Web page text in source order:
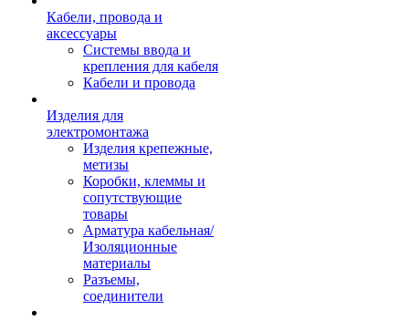
Кабели, провода и
аксессуары
Системы ввода и
крепления для кабеля
Кабели и провода
Изделия для
электромонтажа
Изделия крепежные,
метизы
Коробки, клеммы и
сопутствующие
товары
Арматура кабельная/
Изоляционные
материалы
Разъемы,
соединители